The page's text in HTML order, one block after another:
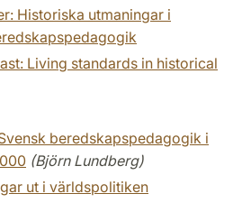
Historiska utmaningar i
Living standards in historical
beredskapspedagogik i
(Björn Lundberg)
ut i världspolitiken